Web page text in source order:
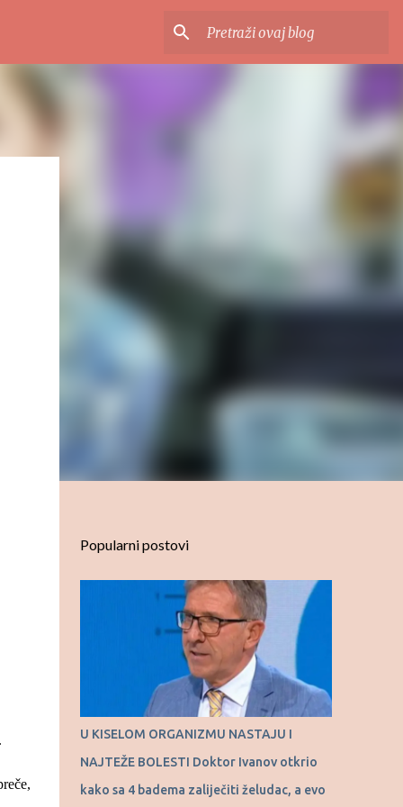
Popularni postovi
U KISELOM ORGANIZMU NASTAJU I
NAJTEŽE BOLESTI Doktor Ivanov otkrio
kako sa 4 badema zaliječiti želudac, a evo